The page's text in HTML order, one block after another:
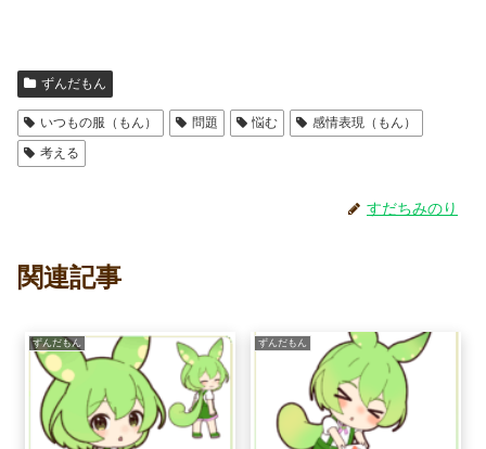
ずんだもん
いつもの服（もん） 問題 悩む
感情表現（もん）
考える
すだちみのり
関連記事
ずんだもん ずんだもん